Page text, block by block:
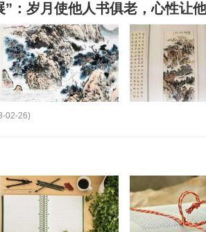
：岁月使他人书俱老，心性让他
02-26)